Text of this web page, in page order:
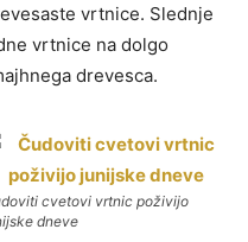
vrtnice. Slednje
vrtnice na dolgo
drevesca.
cvetovi vrtnic poživijo
dneve